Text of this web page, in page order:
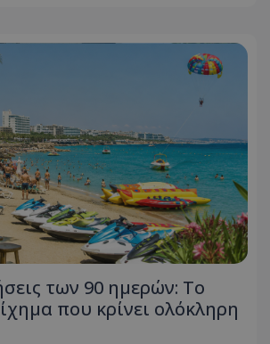
των 90 ημερών: Το
που κρίνει ολόκληρη